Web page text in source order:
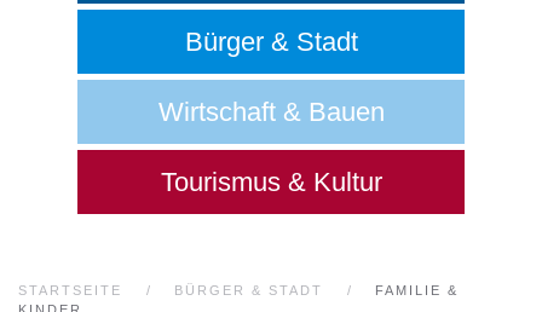
Bürger & Stadt
Wirtschaft & Bauen
Tourismus & Kultur
STARTSEITE BÜRGER & STADT
FAMILIE &